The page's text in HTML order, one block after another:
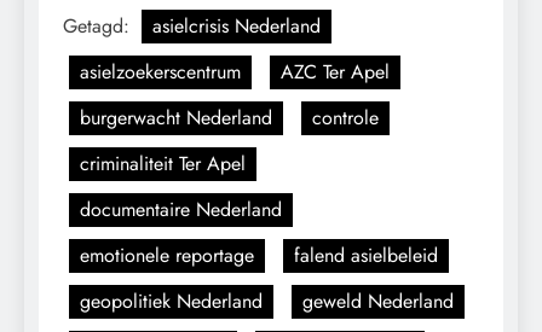
Getagd:
asielcrisis Nederland
asielzoekerscentrum
AZC Ter Apel
burgerwacht Nederland
controle
criminaliteit Ter Apel
documentaire Nederland
emotionele reportage
falend asielbeleid
geopolitiek Nederland
geweld Nederland